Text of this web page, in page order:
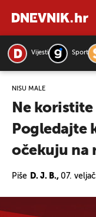
Vijesti Sport
NISU MALE
Ne koristite
Pogledajte
očekuju na
Piše D. J. B., 07.
PRETRAŽITE VIJESTI